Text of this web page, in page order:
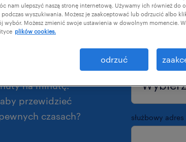
2021.
na minutę.
przewidzieć
czasach?
imię*
poziom
służbowy
nam ulepszyć naszą stronę internetową. Używamy ich również do
wyszukiwania. Możesz je zaakceptować lub odrzucić albo
wybór. Możesz zmienić swoje ustawienia w dowolnym momencie.
plików cookies.
odrzuć